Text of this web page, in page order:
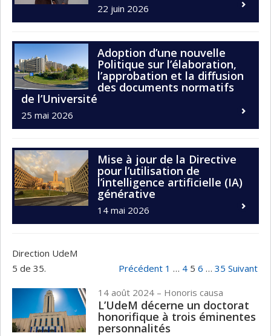
22 juin 2026
Adoption d’une nouvelle
Politique sur l’élaboration,
l’approbation et la diffusion
des documents normatifs
de l’Université
25 mai 2026
Mise à jour de la Directive
pour l’utilisation de
l’intelligence artificielle (IA)
générative
14 mai 2026
Direction UdeM
5 de 35.
Précédent 1 … 4 5 6 … 35 Suivant
14 août 2024 – Honoris causa
L’UdeM décerne un doctorat
honorifique à trois éminentes
personnalités